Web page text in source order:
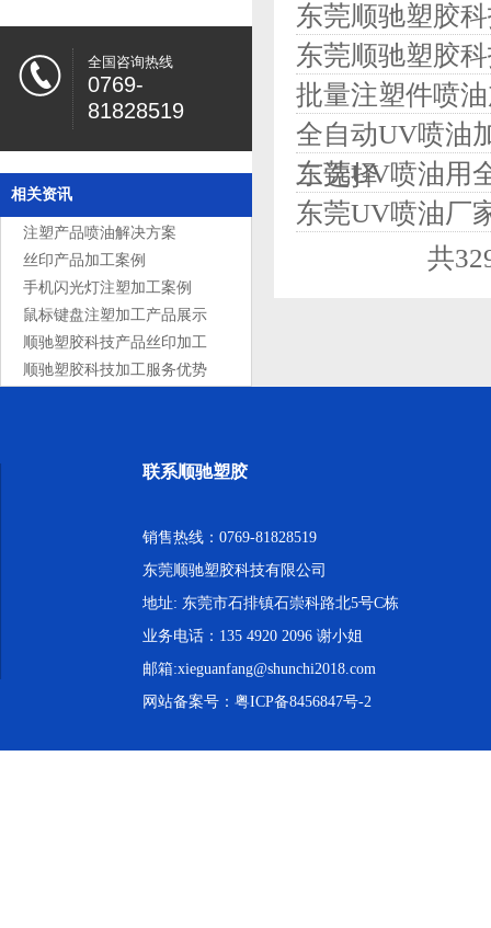
全国咨询热线
0769-
81828519
相关资讯
注塑产品喷油解决方案
丝印产品加工案例
手机闪光灯注塑加工案例
鼠标键盘注塑加工产品展示
顺驰塑胶科技产品丝印加工
服务
顺驰塑胶科技加工服务优势
东莞顺驰塑胶
东莞顺驰塑胶
批量注塑件喷
全自动UV喷油
二选择
东莞UV喷油用
东莞UV喷油厂
共
联系顺驰塑胶
销售热线：0769-81828519
东莞顺驰塑胶科技有限公司
地址: 东莞市石排镇石崇科路北5号C栋
业务电话：135 4920 2096 谢小姐
邮箱:xieguanfang@shunchi2018.com
网站备案号： 粤ICP备8456847号-2